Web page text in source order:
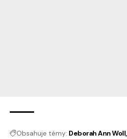
Obsahuje témy: Deborah Ann Woll